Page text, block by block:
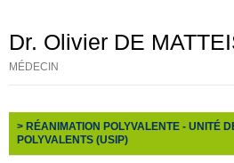
Dr. Olivier DE
MÉDECIN
> RÉANIMATION POLYVALENTE - UNITÉ
POLYVALENTS (USIP)